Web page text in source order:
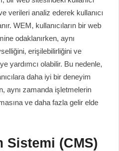
verileri analiz ederek kullanıcı
WEM, kullanıcıların bir web
odaklanırken, aynı
erişilebilirliğini ve
yardımcı olabilir. Bu nedenle,
daha iyi bir deneyim
aynı zamanda işletmelerin
ve daha fazla gelir elde
Sistemi (CMS)